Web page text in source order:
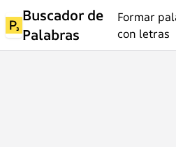
Buscador de
Palabras
Formar
con letras